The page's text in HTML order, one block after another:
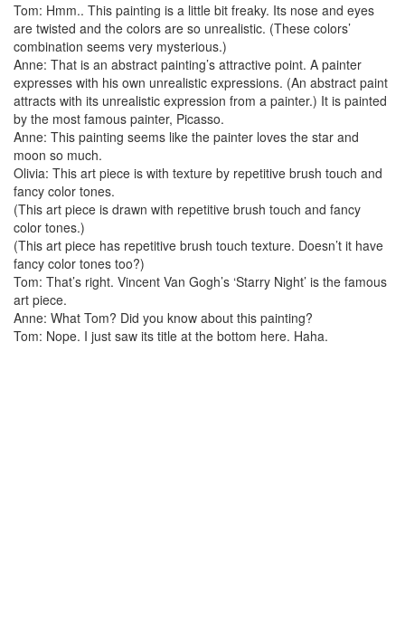
Tom: Hmm.. This painting is a little bit freaky. Its nose and eyes
are twisted and the colors are so unrealistic. (These colors’
combination seems very mysterious.)
Anne: That is an abstract painting’s attractive point. A painter
expresses with his own unrealistic expressions. (An abstract paint
attracts with its unrealistic expression from a painter.) It is painted
by the most famous painter, Picasso.
Anne: This painting seems like the painter loves the star and
moon so much.
Olivia: This art piece is with texture by repetitive brush touch and
fancy color tones.
(This art piece is drawn with repetitive brush touch and fancy
color tones.)
(This art piece has repetitive brush touch texture. Doesn’t it have
fancy color tones too?)
Tom: That’s right. Vincent Van Gogh’s ‘Starry Night’ is the famous
art piece.
Anne: What Tom? Did you know about this painting?
Tom: Nope. I just saw its title at the bottom here. Haha.